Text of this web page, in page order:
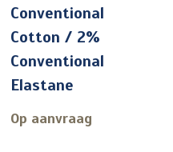
Conventional
Cotton / 2%
Conventional
Elastane
Op aanvraag